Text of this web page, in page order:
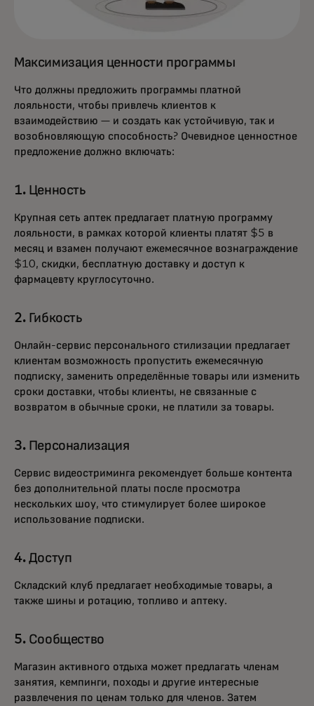
Максимизация ценности программы
Что должны предложить программы платной
лояльности, чтобы привлечь клиентов к
взаимодействию — и создать как устойчивую, так и
возобновляющую способность? Очевидное ценностное
предложение должно включать:
1. Ценность
Крупная сеть аптек предлагает платную программу
лояльности, в рамках которой клиенты платят $5 в
месяц и взамен получают ежемесячное вознаграждение
$10, скидки, бесплатную доставку и доступ к
фармацевту круглосуточно.
2. Гибкость
Онлайн-сервис персонального стилизации предлагает
клиентам возможность пропустить ежемесячную
подписку, заменить определённые товары или изменить
сроки доставки, чтобы клиенты, не связанные с
возвратом в обычные сроки, не платили за товары.
3. Персонализация
Сервис видеостриминга рекомендует больше контента
без дополнительной платы после просмотра
нескольких шоу, что стимулирует более широкое
использование подписки.
4. Доступ
Складский клуб предлагает необходимые товары, а
также шины и ротацию, топливо и аптеку.
5. Сообщество
Магазин активного отдыха может предлагать членам
занятия, кемпинги, походы и другие интересные
развлечения по ценам только для членов. Затем